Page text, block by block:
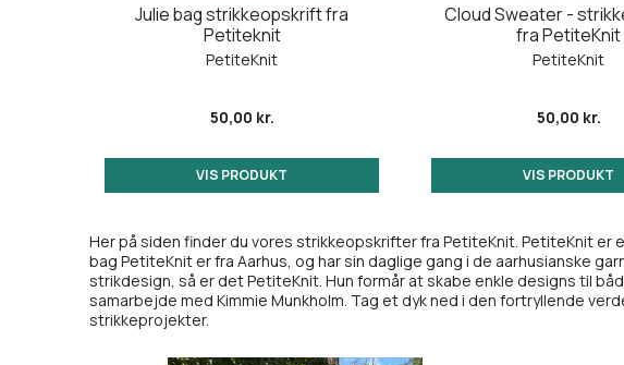
Julie bag strikkeopskrift fra
Petiteknit
PetiteKnit
50,00 kr.
VIS PRODUKT
Cloud Sweater -
fra PetiteKnit
PetiteKnit
50,00 kr.
VIS PRODUKT
Her på siden finder du vores strikkeopskrifter fra PetiteKnit. PetiteKnit
bag PetiteKnit er fra Aarhus, og har sin daglige gang i de aarhusianske
strikdesign, så er det PetiteKnit. Hun formår at skabe enkle designs til
samarbejde med Kimmie Munkholm. Tag et dyk ned i den fortryllende
strikkeprojekter.